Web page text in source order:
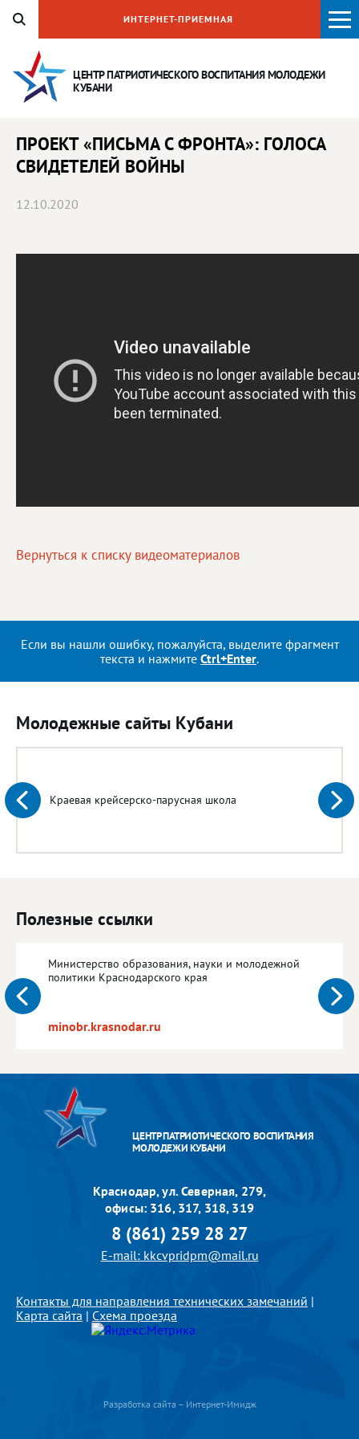
ЦЕНТР ПАТРИОТИЧЕСКОГО ВОСПИТАНИЯМОЛОДЕЖИ
КУБАНИ
ИНТЕРНЕТ-ПРИЕМНАЯ
ПРОЕКТ «ПИСЬМА С ФРОНТА»: ГОЛОСА
СВИДЕТЕЛЕЙ ВОЙНЫ
12.10.2020
Вернуться к списку видеоматериалов
Если вы нашли ошибку, пожалуйста, выделите фрагмент
текста и нажмите Ctrl+Enter.
Молодежные сайты Кубани
Краевая крейсерско-парусная школа
Полезные ссылки
Министерство образования, науки и молодежной
политики Краснодарского края
minobr.krasnodar.ru
ЦЕНТР ПАТРИОТИЧЕСКОГО ВОСПИТАНИЯ
МОЛОДЕЖИ КУБАНИ
Краснодар, ул. Северная, 279,
офисы: 316, 317, 318, 319
8 (861) 259 28 27
E-mail: kkcvpridpm@mail.ru
Контакты для направления технических замечаний |
Карта сайта | Схема проезда
Разработка сайта – Интернет-Имидж